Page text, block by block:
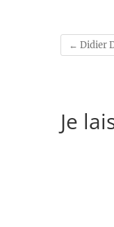
← Didier
Je